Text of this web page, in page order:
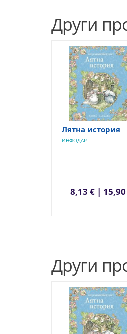
Други
Лятна история
ИНФОДАР
8,13 € |
Други